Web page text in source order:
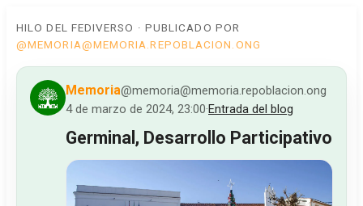
HILO DEL FEDIVERSO · PUBLICADO POR
@MEMORIA@MEMORIA.REPOBLACION.ONG
Memoria@memoria@memoria.repoblacion.ong
4 de marzo de 2024, 23:00·Entrada del blog
Germinal, Desarrollo Participativo